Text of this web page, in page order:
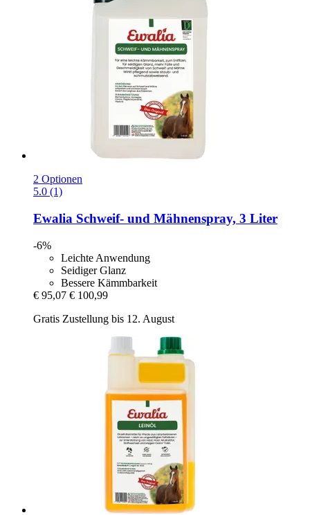
2 Optionen
5.0 (1)
Ewalia Schweif-​ und Mähnenspray, 3 Liter
-6%
Leichte Anwendung
Seidiger Glanz
Bessere Kämmbarkeit
€ 95,07 € 100,99
Gratis Zustellung bis 12. August